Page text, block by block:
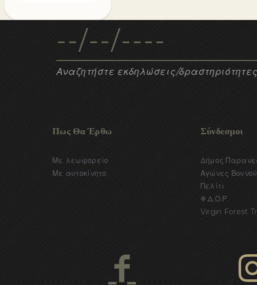
Αναζητήστε εκδηλώσεις/
Πως Θα Έρθω
Με λεωφορείο
Με αυτοκίνητο
Σύνδεσμοι
Δήμος
Αγώνες
Πελίτι
Φ.Δ.Ο.Ρ.
Virgin Forest